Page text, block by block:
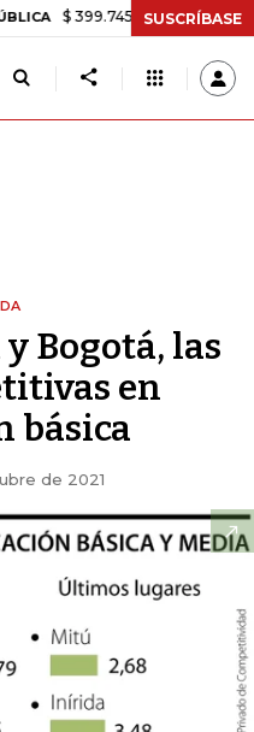
$ 399.745,16 +$ 2.295,71 +0,58%
SUSCRÍBASE
Bogotá, las
en
básica
de 2021